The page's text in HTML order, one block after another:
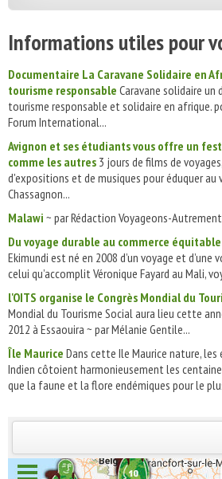
Informations utiles pour
Documentaire La Caravane Solidaire en
tourisme responsable Caravane solidaire un
tourisme responsable et solidaire en afrique.
Forum International...
Avignon et ses étudiants vous offre un
comme les autres 3 jours de films de
d'expositions et de musiques pour éduquer au
Chassagnon...
Malawi ~ par Rédaction Voyageons-
Du voyage durable au commerce
Ekimundi est né en 2008 d’un voyage et d’une
celui qu’accomplit Véronique Fayard au Mali,
l'OITS organise le Congrès Mondial du
Mondial du Tourisme Social aura lieu cette
2012 à Essaouira ~ par Mélanie Gentile...
Île Maurice Dans cette Ile Maurice nature, les
Indien côtoient harmonieusement les
que la faune et la flore endémiques pour le
INSCRIVEZ-VOUS | ABONNEZ-VOUS